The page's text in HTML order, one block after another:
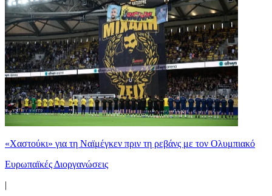
«Χαστούκι» για τη Ναϊμέγκεν πριν τη ρεβάνς με τον Ολυμπιακό
Ευρωπαϊκές Διοργανώσεις
|